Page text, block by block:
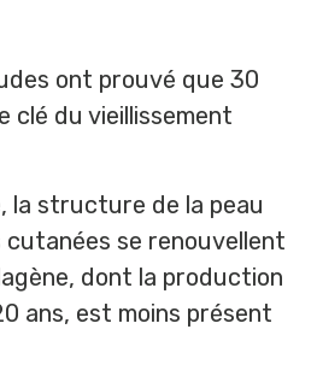
ont prouvé que 30
clé du vieillissement
la structure de la peau
cutanées se renouvellent
dont la production
ans, est moins présent